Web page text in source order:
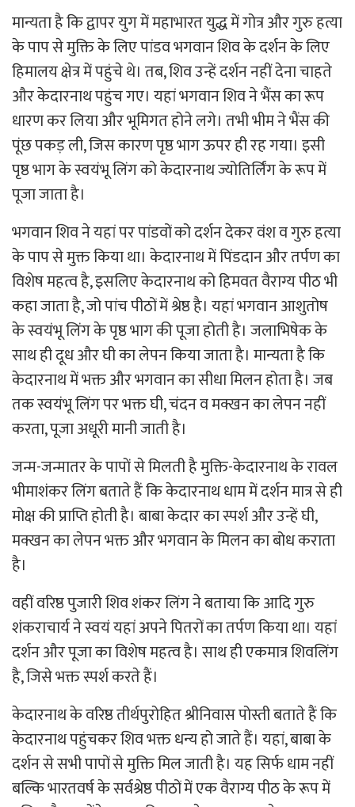
मान्यता है कि द्वापर युग में महाभारत युद्ध में गोत्र और गुरु हत्या
के पाप से मुक्ति के लिए पांडव भगवान शिव के दर्शन के लिए
हिमालय क्षेत्र में पहुंचे थे। तब, शिव उन्हें दर्शन नहीं देना चाहते
और केदारनाथ पहुंच गए। यहां भगवान शिव ने भैंस का रूप
धारण कर लिया और भूमिगत होने लगे। तभी भीम ने भैंस की
पूंछ पकड़ ली, जिस कारण पृष्ठ भाग ऊपर ही रह गया। इसी
पृष्ठ भाग के स्वयंभू लिंग को केदारनाथ ज्योतिर्लिंग के रूप में
पूजा जाता है।
भगवान शिव ने यहां पर पांडवों को दर्शन देकर वंश व गुरु हत्या
के पाप से मुक्त किया था। केदारनाथ में पिंडदान और तर्पण का
विशेष महत्व है, इसलिए केदारनाथ को हिमवत वैराग्य पीठ भी
कहा जाता है, जो पांच पीठों में श्रेष्ठ है। यहां भगवान आशुतोष
के स्वयंभू लिंग के पृष्ठ भाग की पूजा होती है। जलाभिषेक के
साथ ही दूध और घी का लेपन किया जाता है। मान्यता है कि
केदारनाथ में भक्त और भगवान का सीधा मिलन होता है। जब
तक स्वयंभू लिंग पर भक्त घी, चंदन व मक्खन का लेपन नहीं
करता, पूजा अधूरी मानी जाती है।
जन्म-जन्मातर के पापाें से मिलती है मुक्ति-केदारनाथ के रावल
भीमाशंकर लिंग बताते हैं कि केदारनाथ धाम में दर्शन मात्र से ही
मोक्ष की प्राप्ति होती है। बाबा केदार का स्पर्श और उन्हें घी,
मक्खन का लेपन भक्त और भगवान के मिलन का बोध कराता
है।
वहीं वरिष्ठ पुजारी शिव शंकर लिंग ने बताया कि आदि गुरु
शंकराचार्य ने स्वयं यहां अपने पितरों का तर्पण किया था। यहां
दर्शन और पूजा का विशेष महत्व है। साथ ही एकमात्र शिवलिंग
है, जिसे भक्त स्पर्श करते हैं।
केदारनाथ के वरिष्ठ तीर्थपुरोहित श्रीनिवास पोस्ती बताते हैं कि
केदारनाथ पहुंचकर शिव भक्त धन्य हो जाते हैं। यहां, बाबा के
दर्शन से सभी पापों से मुक्ति मिल जाती है। यह सिर्फ धाम नहीं
बल्कि भारतवर्ष के सर्वश्रेष्ठ पीठों में एक वैराग्य पीठ के रूप में